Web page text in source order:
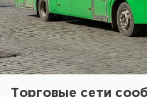
Торговые сети